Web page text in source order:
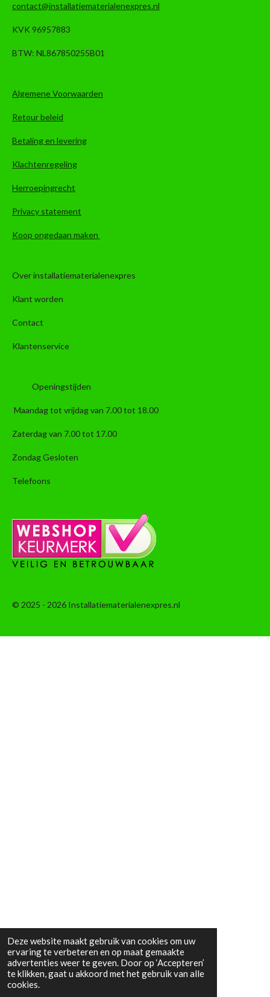
Deze website maakt gebruik van cookies om uw
ervaring te verbeteren en op maat gemaakte
advertenties weer te geven. Door op ‘Accepteren’
te klikken, gaat u akkoord met het gebruik van alle
cookies.
contact@installatiematerialenexpres.nl
KVK 96957883
BTW: NL867850255B01
Algemene Voorwaarden
Retour beleid
Betaling en levering
Klachtenregeling
Herroepingrecht
Privacy statement
Koop ongedaan maken
Over installatiematerialenexpres
Klant worden
Contact
Klantenservice
Openingstijden
Maandag tot vrijdag van 7.00 tot 18.00
Zaterdag van 7.00 tot 17.00
Zondag Gesloten
Telefoons
© 2025 - 2026 Installatiematerialenexpres.nl